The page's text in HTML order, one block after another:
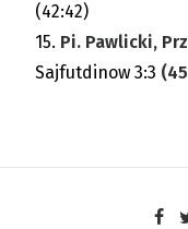
(42:42)
15. Pi. Pawlicki,
Sajfutdinow 3:3